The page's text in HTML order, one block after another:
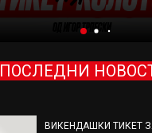
ПОСЛЕДНИ
ВИКЕНДАШКИ ТИКЕТ